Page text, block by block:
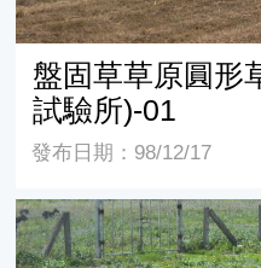
盤固草草原圓形
試驗所)-01
發布日期：98/12/17
花東縱谷放牧台灣山羊的